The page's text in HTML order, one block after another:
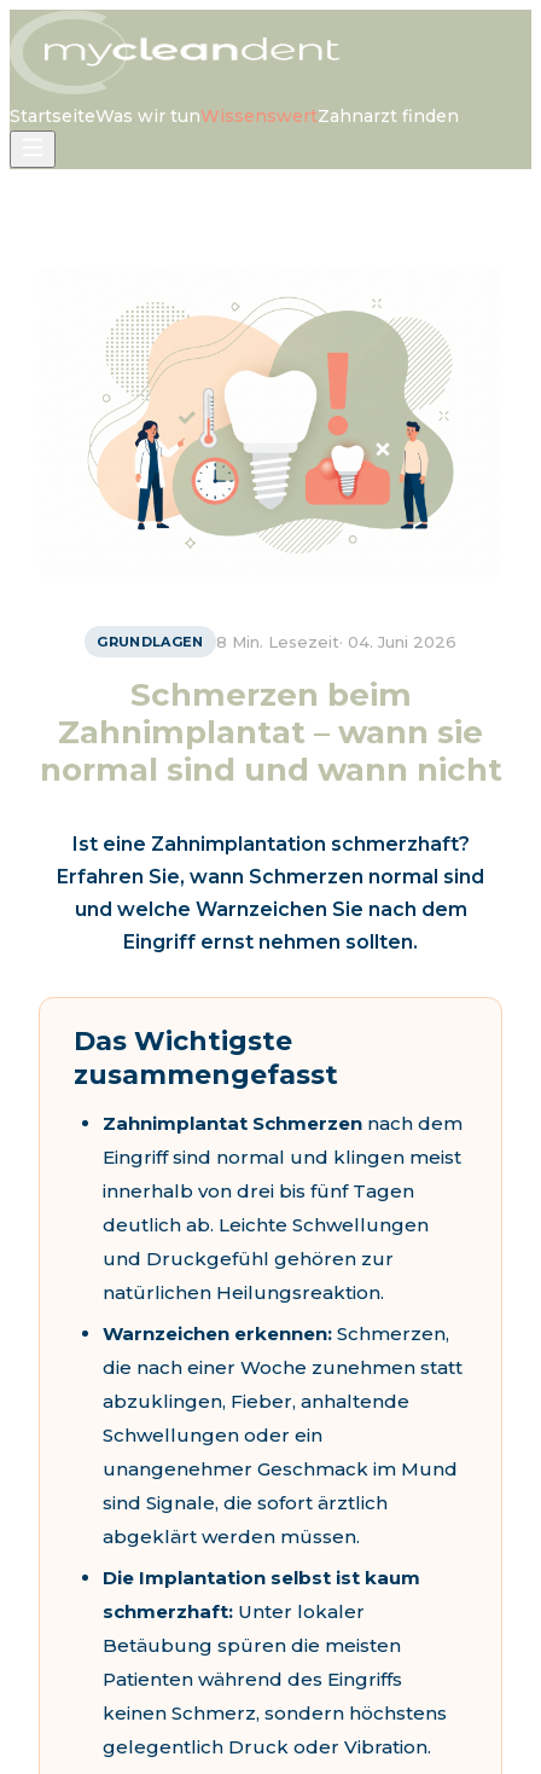
StartseiteWas wir tunWissenswertZahnarzt finden
GRUNDLAGEN 8 Min. Lesezeit· 04. Juni 2026
Schmerzen beim
Zahnimplantat – wann sie
normal sind und wann nicht
Ist eine Zahnimplantation schmerzhaft?
Erfahren Sie, wann Schmerzen normal sind
und welche Warnzeichen Sie nach dem
Eingriff ernst nehmen sollten.
Das Wichtigste
zusammengefasst
Zahnimplantat Schmerzen nach dem
Eingriff sind normal und klingen meist
innerhalb von drei bis fünf Tagen
deutlich ab. Leichte Schwellungen
und Druckgefühl gehören zur
natürlichen Heilungsreaktion.
Warnzeichen erkennen: Schmerzen,
die nach einer Woche zunehmen statt
abzuklingen, Fieber, anhaltende
Schwellungen oder ein
unangenehmer Geschmack im Mund
sind Signale, die sofort ärztlich
abgeklärt werden müssen.
Die Implantation selbst ist kaum
schmerzhaft: Unter lokaler
Betäubung spüren die meisten
Patienten während des Eingriffs
keinen Schmerz, sondern höchstens
gelegentlich Druck oder Vibration.